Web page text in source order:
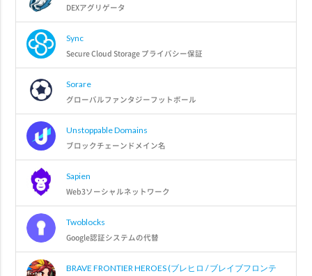
DEXアグリゲータ
Sync
Secure Cloud Storage プライバシー保証
Sorare
グローバルファンタジーフットボール
Unstoppable Domains
ブロックチェーンドメイン名
Sapien
Web3ソーシャルネットワーク
Twoblocks
Google認証システムの代替
BRAVE FRONTIER HEROES (ブレヒロ / ブレイブフロンテ